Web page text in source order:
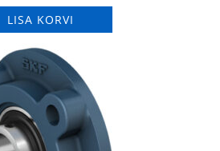
LISA KORVI